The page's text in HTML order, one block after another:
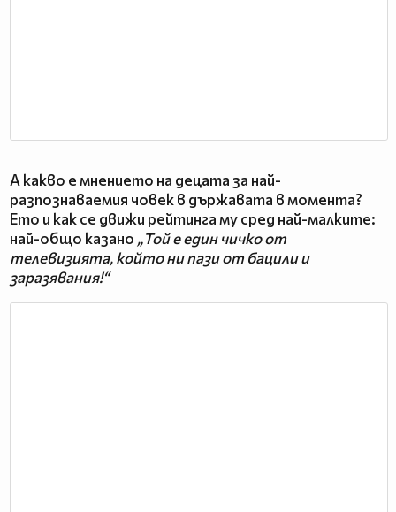
А какво е мнението на децата за най-
разпознаваемия човек в държавата в момента?
Ето и как се движи рейтинга му сред най-малките:
най-общо казано „Той е един чичко от
телевизията, който ни пази от бацили и
заразявания!“